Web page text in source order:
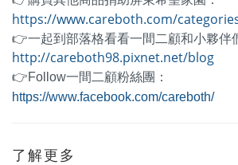
https://www.careboth.com/
👉一起到部落格看看一間二顧和小夥伴
http://careboth98.pixnet.net/blog
👉Follow一間二顧粉絲團：
https://www.facebook.com/careboth/
了解更多